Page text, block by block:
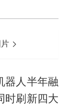
器人半年融
时刷新四大